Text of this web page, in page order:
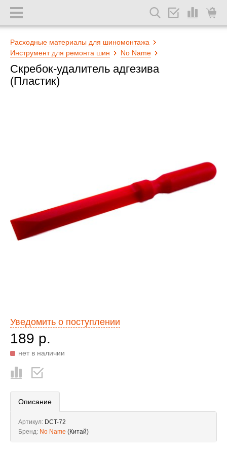
Расходные материалы для шиномонтажа
Инструмент для ремонта шин
No Name
Скребок-удалитель адгезива
(Пластик)
Уведомить о поступлении
189 р.
нет в наличии
Описание
Артикул: DCT-72
Бренд: No Name (Китай)